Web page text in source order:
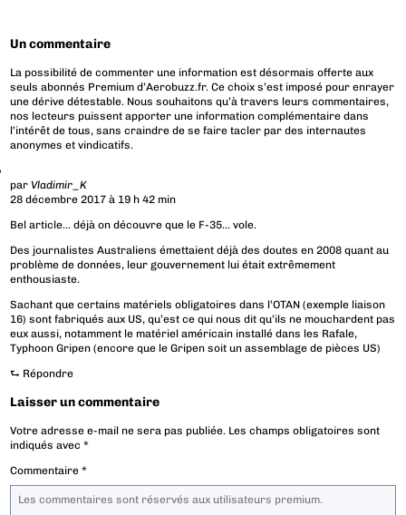
Un commentaire
La possibilité de commenter une information est désormais offerte aux
seuls abonnés Premium d’Aerobuzz.fr. Ce choix s’est imposé pour enrayer
une dérive détestable. Nous souhaitons qu’à travers leurs commentaires,
nos lecteurs puissent apporter une information complémentaire dans
l’intérêt de tous, sans craindre de se faire tacler par des internautes
anonymes et vindicatifs.
parVladimir_K
28 décembre 2017 à 19 h 42 min
Bel article… déjà on découvre que le F-35… vole.
Des journalistes Australiens émettaient déjà des doutes en 2008 quant au
problème de données, leur gouvernement lui était extrêmement
enthousiaste.
Sachant que certains matériels obligatoires dans l’OTAN (exemple liaison
16) sont fabriqués aux US, qu’est ce qui nous dit qu’ils ne mouchardent pas
eux aussi, notamment le matériel américain installé dans les Rafale,
Typhoon Gripen (encore que le Gripen soit un assemblage de pièces US)
⮑ Répondre
Laisser un commentaire
Votre adresse e-mail ne sera pas publiée. Les champs obligatoires sont
indiqués avec*
Commentaire*